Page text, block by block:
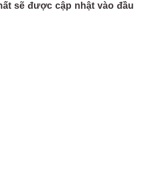
sẽ được cập nhật vào đầu